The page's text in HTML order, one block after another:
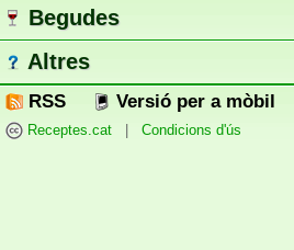
Begudes
Altres
RSS Versió per a mòbil
Receptes.cat Condicions d'ús